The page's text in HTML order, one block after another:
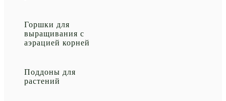
Горшки для
выращивания с
аэрацией корней
Поддоны для
растений